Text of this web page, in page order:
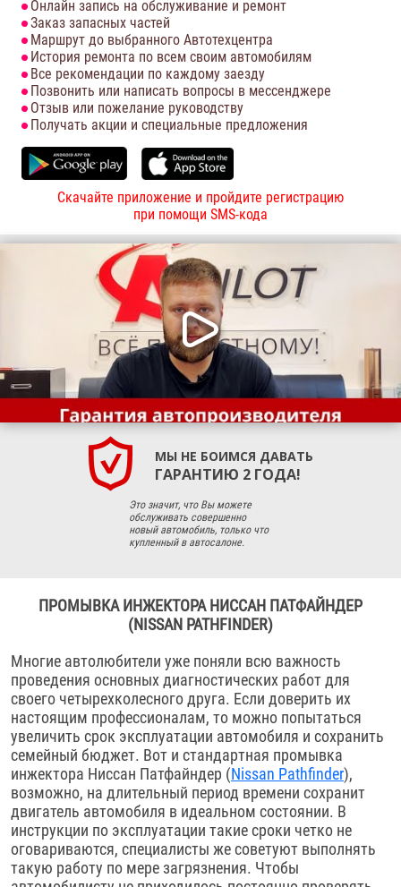
Онлайн запись на обслуживание и ремонт
Заказ запасных частей
Маршрут до выбранного Автотехцентра
История ремонта по всем своим автомобилям
Все рекомендации по каждому заезду
Позвонить или написать вопросы в мессенджере
Отзыв или пожелание руководству
Получать акции и специальные предложения
Скачайте приложение и пройдите регистрацию
при помощи SMS-кода
МЫ НЕ БОИМСЯ ДАВАТЬ
ГАРАНТИЮ 2 ГОДА!
Это значит, что Вы можете
обслуживать совершенно
новый автомобиль, только что
купленный в автосалоне.
ПРОМЫВКА ИНЖЕКТОРА НИССАН ПАТФАЙНДЕР
(NISSAN PATHFINDER)
Многие автолюбители уже поняли всю важность
проведения основных диагностических работ для
своего четырехколесного друга. Если доверить их
настоящим профессионалам, то можно попытаться
увеличить срок эксплуатации автомобиля и сохранить
семейный бюджет. Вот и стандартная промывка
инжектора Ниссан Патфайндер (Nissan Pathfinder),
возможно, на длительный период времени сохранит
двигатель автомобиля в идеальном состоянии. В
инструкции по эксплуатации такие сроки четко не
оговариваются, специалисты же советуют выполнять
такую работу по мере загрязнения. Чтобы